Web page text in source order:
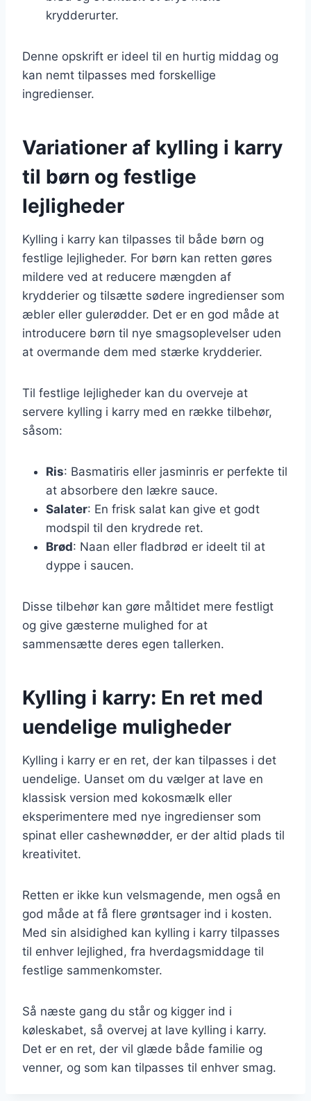
krydderurter.
Denne opskrift er ideel til en hurtig middag og
kan nemt tilpasses med forskellige
ingredienser.
Variationer af kylling i karry
til børn og festlige
lejligheder
Kylling i karry kan tilpasses til både børn og
festlige lejligheder. For børn kan retten gøres
mildere ved at reducere mængden af
krydderier og tilsætte sødere ingredienser som
æbler eller gulerødder. Det er en god måde at
introducere børn til nye smagsoplevelser uden
at overmande dem med stærke krydderier.
Til festlige lejligheder kan du overveje at
servere kylling i karry med en række tilbehør,
såsom:
Ris: Basmatiris eller jasminris er perfekte til
at absorbere den lækre sauce.
Salater: En frisk salat kan give et godt
modspil til den krydrede ret.
Brød: Naan eller fladbrød er ideelt til at
dyppe i saucen.
Disse tilbehør kan gøre måltidet mere festligt
og give gæsterne mulighed for at
sammensætte deres egen tallerken.
Kylling i karry: En ret med
uendelige muligheder
Kylling i karry er en ret, der kan tilpasses i det
uendelige. Uanset om du vælger at lave en
klassisk version med kokosmælk eller
eksperimentere med nye ingredienser som
spinat eller cashewnødder, er der altid plads til
kreativitet.
Retten er ikke kun velsmagende, men også en
god måde at få flere grøntsager ind i kosten.
Med sin alsidighed kan kylling i karry tilpasses
til enhver lejlighed, fra hverdagsmiddage til
festlige sammenkomster.
Så næste gang du står og kigger ind i
køleskabet, så overvej at lave kylling i karry.
Det er en ret, der vil glæde både familie og
venner, og som kan tilpasses til enhver smag.